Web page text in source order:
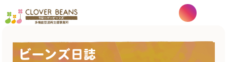
ビーンズ日誌